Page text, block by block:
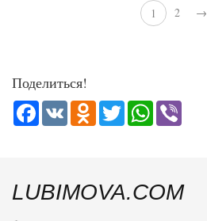
1 2 →
Поделиться!
Facebook
VK Odnoklassniki
TwitterWhatsApp
LUBIMOVA.COM